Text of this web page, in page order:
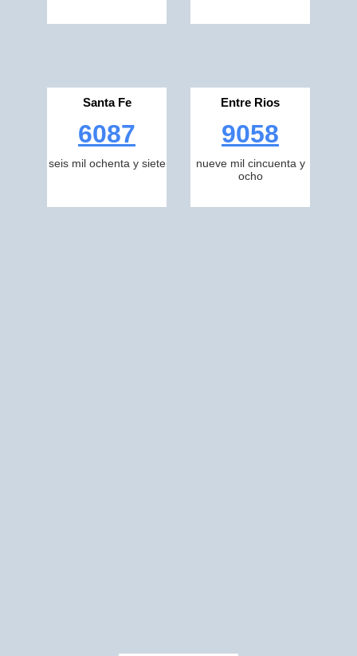
Santa Fe
6087
seis mil ochenta y siete
Entre Rios
9058
nueve mil cincuenta y
ocho